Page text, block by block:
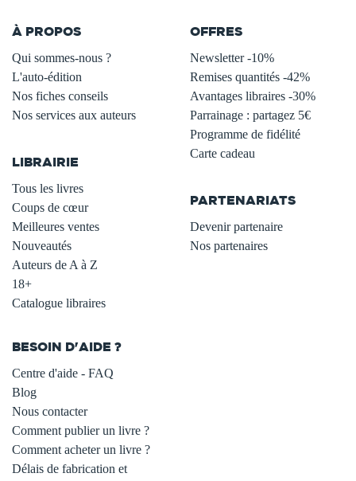
À PROPOS
Qui sommes-nous ?
L'auto-édition
Nos fiches conseils
Nos services aux auteurs
LIBRAIRIE
Tous les livres
Coups de cœur
Meilleures ventes
Nouveautés
Auteurs de A à Z
18+
Catalogue libraires
OFFRES
Newsletter -10%
Remises quantités -42%
Avantages libraires -30%
Parrainage : partagez 5€
Programme de fidélité
Carte cadeau
PARTENARIATS
Devenir partenaire
Nos partenaires
BESOIN D'AIDE ?
Centre d'aide - FAQ
Blog
Nous contacter
Comment publier un livre ?
Comment acheter un livre ?
Délais de fabrication et